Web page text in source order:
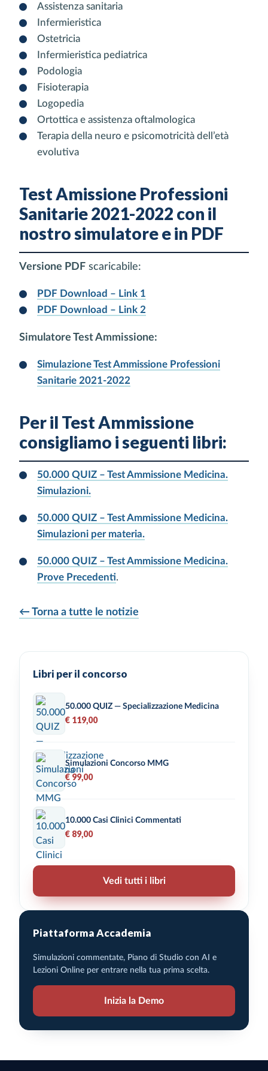
Assistenza sanitaria
Infermieristica
Ostetricia
Infermieristica pediatrica
Podologia
Fisioterapia
Logopedia
Ortottica e assistenza oftalmologica
Terapia della neuro e psicomotricità dell’età
evolutiva
Test Amissione Professioni
Sanitarie 2021-2022 con il
nostro simulatore e in PDF
Versione PDF scaricabile:
PDF Download – Link 1
PDF Download – Link 2
Simulatore Test Ammissione:
Simulazione Test Ammissione Professioni
Sanitarie 2021-2022
Per il Test Ammissione
consigliamo i seguenti libri:
50.000 QUIZ – Test Ammissione Medicina.
Simulazioni.
50.000 QUIZ – Test Ammissione Medicina.
Simulazioni per materia.
50.000 QUIZ – Test Ammissione Medicina.
Prove Precedenti.
← Torna a tutte le notizie
Libri per il concorso
50.000 QUIZ — Specializzazione Medicina
€ 119,00
Simulazioni Concorso MMG
€ 99,00
10.000 Casi Clinici Commentati
€ 89,00
Vedi tutti i libri
Piattaforma Accademia
Simulazioni commentate, Piano di Studio con AI e
Lezioni Online per entrare nella tua prima scelta.
Inizia la Demo